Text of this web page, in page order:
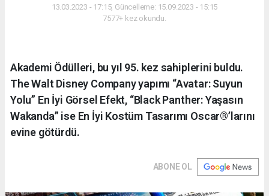
13.03.2023 - 17:15, Güncelleme: 15.09.2023 - 15:15
7577+ kez okundu.
Akademi Ödülleri, bu yıl 95. kez sahiplerini buldu.
The Walt Disney Company yapımı “Avatar: Suyun
Yolu” En İyi Görsel Efekt, “Black Panther: Yaşasın
Wakanda” ise En İyi Kostüm Tasarımı Oscar®️’larını
evine götürdü.
ABONE OL